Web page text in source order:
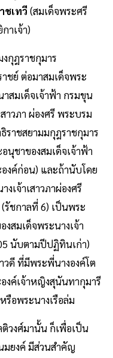
ชเทวี(สมเด็จพระศรี
าเจ้า)
กุฎราชกุมาร
ชย์ ต่อมาสมเด็จพระ
สมเด็จเจ้าฟ้า กรมขุน
าวภา ผ่องศรี พระบรม
ราชสยามมกุฎราชกุมาร
นุชาของสมเด็จเจ้าฟ้า
งค์ก่อน) และถ้านับโดย
เจ้าเสาวภาผ่องศรี
รัชกาลที่ 6) เป็นพระ
งสมเด็จพระนางเจ้า
นับตามปีปฏิทินเก่า)
วดี ที่มีพระพี่นางองค์โต
งค์เจ้าหญิงสุนันทากุมารี
อพระนางเรือล่ม
วงศ์มานั้น ก็เพื่อเป็น
มยงค์ มีส่วนสำคัญ